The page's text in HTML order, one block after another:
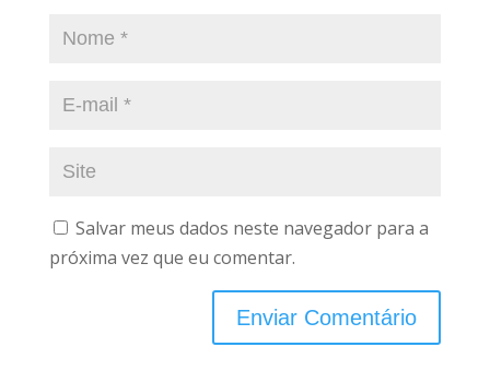
Salvar meus dados neste navegador para a
próxima vez que eu comentar.